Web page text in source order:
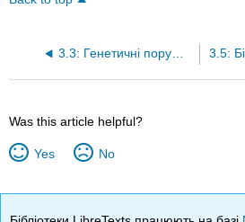
3.3: Генетичні порушення
Was this article helpful?
Yes No